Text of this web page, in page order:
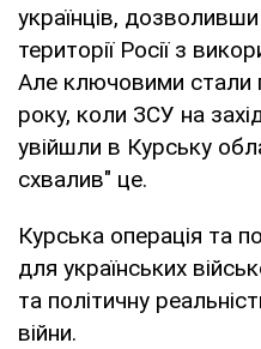
українців,
території Росії з
Але ключовими стали
року, коли ЗСУ на
увійшли в Курську
схвалив" це.
Курська операція та
для українських
та політичну
війни.